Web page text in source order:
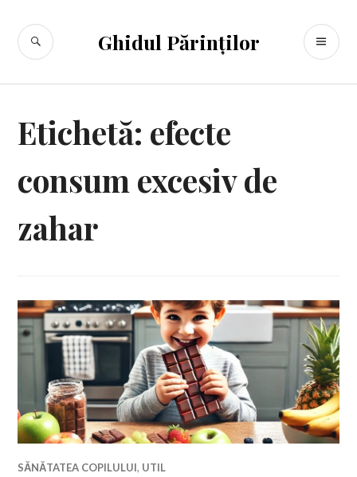
conținut
Ghidul Părinților
CĂUTARE
Etichetă: efecte
consum excesiv de
zahar
SĂNĂTATEA COPILULUI, UTIL